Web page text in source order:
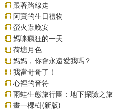
跟著路線走
阿寶的生日禮物
螢火蟲晚安
媽咪瘋狂的一天
荷塘月色
媽媽，你會永遠愛我嗎？
我當哥哥了！
心裡的音符
雨蛙生態旅行團：地下探險之旅
畫一棵樹(新版)